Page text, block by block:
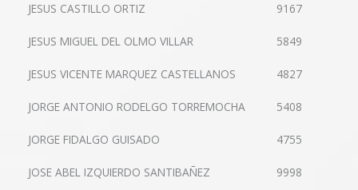
JESUS CASTILLO ORTIZ 9167
JESUS MIGUEL DEL OLMO VILLAR 5849
JESUS VICENTE MARQUEZ CASTELLANOS 4827
JORGE ANTONIO RODELGO TORREMOCHA 5408
JORGE FIDALGO GUISADO 4755
JOSE ABEL IZQUIERDO SANTIBAÑEZ 9998